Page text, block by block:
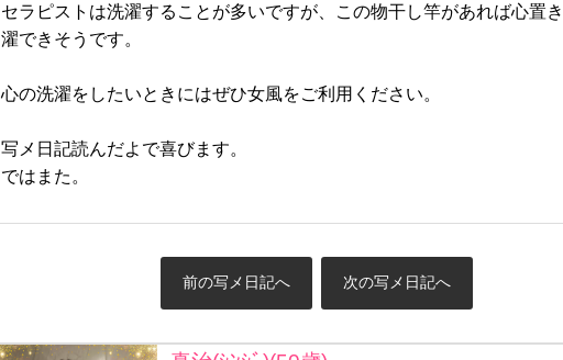
セラピストは洗濯することが多いですが、この物干し竿があれば心置
濯できそうです。
心の洗濯をしたいときにはぜひ女風をご利用ください。
写メ日記読んだよで喜びます。
ではまた。
前の写メ日記へ 次の写メ日記へ